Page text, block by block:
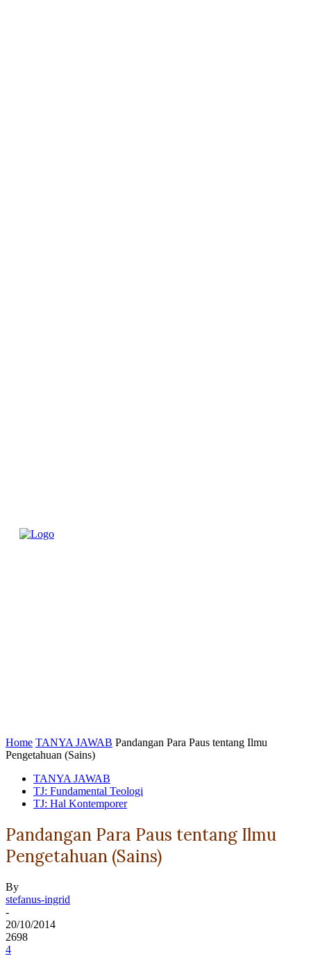
Home TANYA JAWAB Pandangan Para Paus tentang Ilmu
Pengetahuan (Sains)
TANYA JAWAB
TJ: Fundamental Teologi
TJ: Hal Kontemporer
Pandangan Para Paus tentang Ilmu
Pengetahuan (Sains)
By
stefanus-ingrid
-
20/10/2014
2698
4